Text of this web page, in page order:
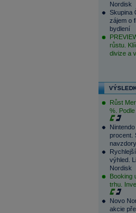
Nordisk
Skupina
zájem o
bydlení
růstu.
divize a
Růst
%.
procent.
výhled.
Nordisk
Booking
trhu.
Novo
akcie